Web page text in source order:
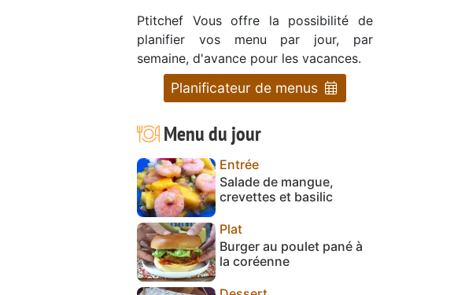
Ptitchef Vous offre la possibilité de
planifier vos menu par jour, par
semaine, d'avance pour les vacances.
Planificateur de menus
Menu du jour
Entrée
Salade de mangue,
crevettes et basilic
Plat
Burger au poulet pané à
la coréenne